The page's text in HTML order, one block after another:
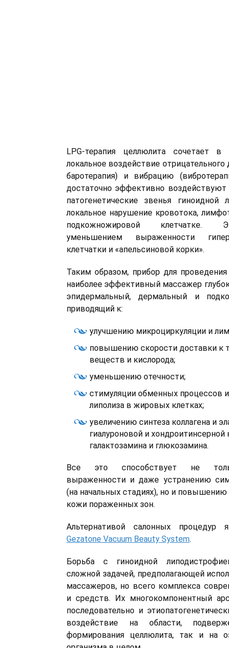
LPG-терапия целлюлита сочетает в
локальное воздействие отрицательного
баротерапия) и вибрацию
достаточно эффективно
патогенетические звенья гиноидной
локальное нарушение кровотока,
подкожножировой клетчатке.
уменьшением выраженности
клетчатки и «апельсиновой корки».
Таким образом, прибор для
наиболее эффективный массажер
эпидермальный, дермальный и
приводящий к:
улучшению микроциркуляции и
повышению скорости доставки к
веществ и кислорода;
уменьшению отечности;
стимуляции обменных процессов
липолиза в жировых клетках;
увеличению синтеза коллагена и
гиалуроновой и хондроитинсерной
галактозамина и глюкозамина.
Все это способствует не
выраженности и даже устранению
(на начальных стадиях), но и повышению
кожи пораженных зон.
Альтернативой салонных процедур
Gezatone Vacuum Beauty System.
Борьба с гиноидной
сложной задачей, предполагающей
массажеров, но всего комплекса
и средств. Их многокомпонентный
последовательно и
воздействие на области,
формирования целлюлита, так и на